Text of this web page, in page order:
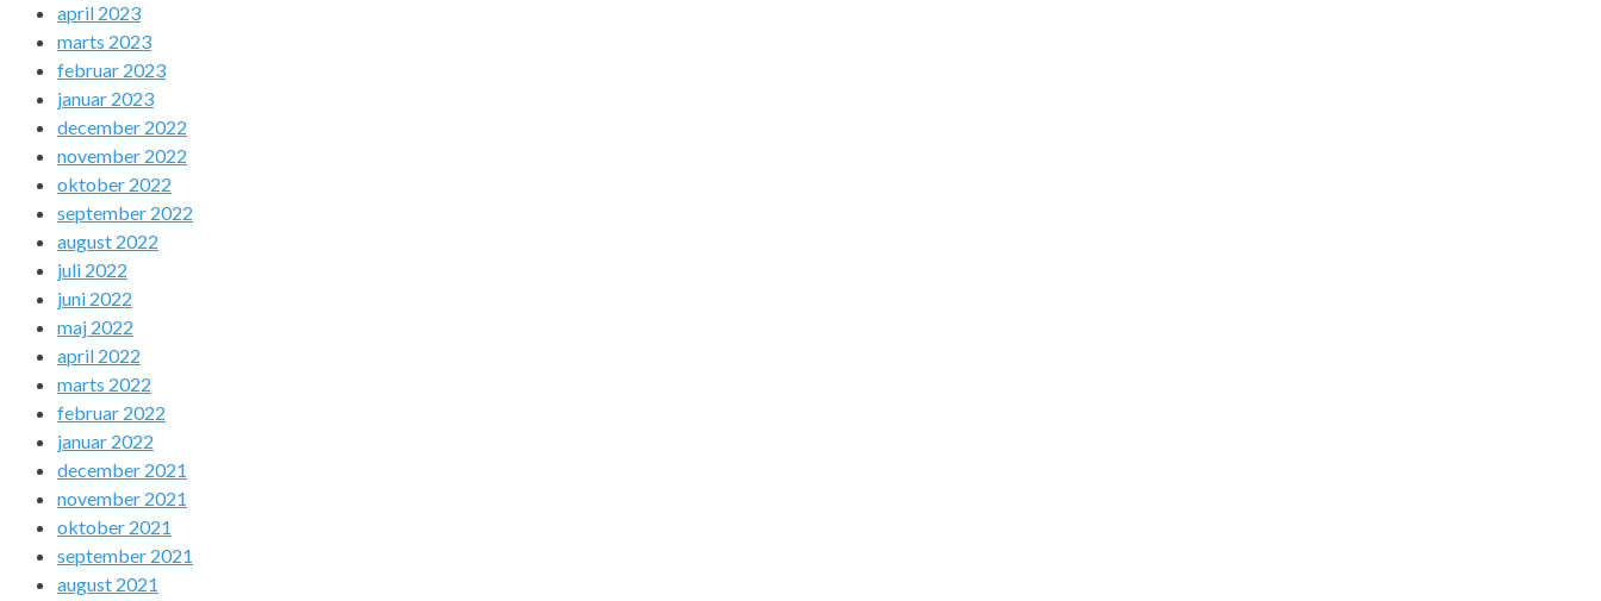
april 2023
marts 2023
februar 2023
januar 2023
december 2022
november 2022
oktober 2022
september 2022
august 2022
juli 2022
juni 2022
maj 2022
april 2022
marts 2022
februar 2022
januar 2022
december 2021
november 2021
oktober 2021
september 2021
august 2021